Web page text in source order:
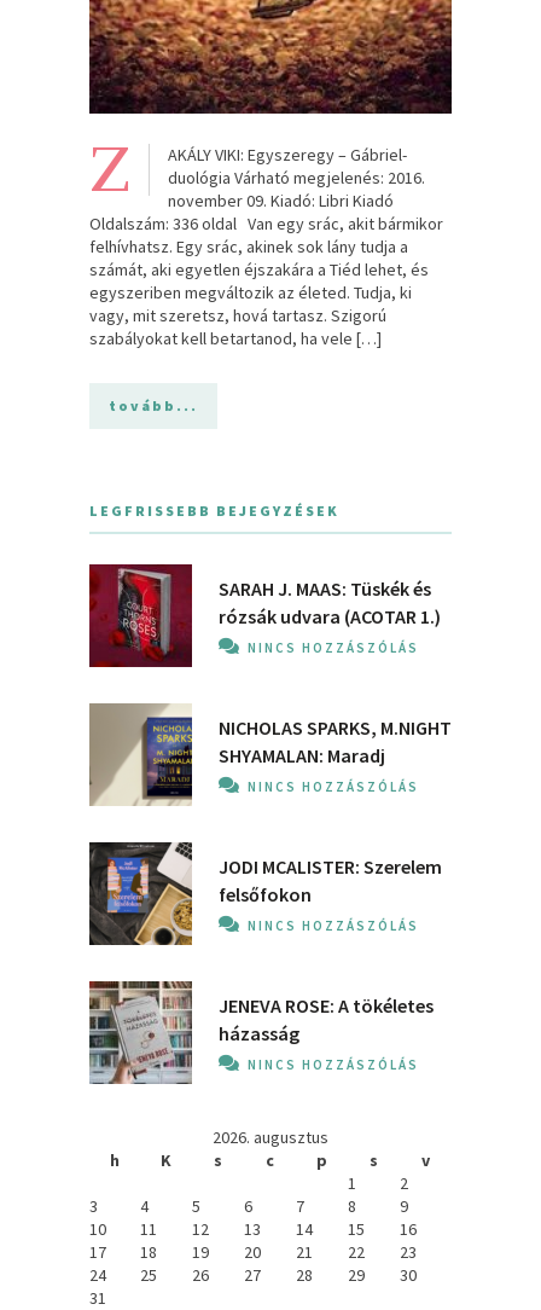
Z
AKÁLY VIKI: Egyszeregy – Gábriel-
duológia Várható megjelenés: 2016.
november 09. Kiadó: Libri Kiadó
Oldalszám: 336 oldal Van egy srác, akit bármikor
felhívhatsz. Egy srác, akinek sok lány tudja a
számát, aki egyetlen éjszakára a Tiéd lehet, és
egyszeriben megváltozik az életed. Tudja, ki
vagy, mit szeretsz, hová tartasz. Szigorú
szabályokat kell betartanod, ha vele […]
tovább...
LEGFRISSEBB BEJEGYZÉSEK
SARAH J. MAAS: Tüskék és
rózsák udvara (ACOTAR 1.)
NINCS HOZZÁSZÓLÁS
NICHOLAS SPARKS, M.NIGHT
SHYAMALAN: Maradj
NINCS HOZZÁSZÓLÁS
JODI MCALISTER: Szerelem
felsőfokon
NINCS HOZZÁSZÓLÁS
JENEVA ROSE: A ​tökéletes
házasság
NINCS HOZZÁSZÓLÁS
2026. augusztus
h
K s c p s
v
1
2
3
4 5 6 7 8
9
10
11 12 13 14 15
16
17
18 19 20 21 22
23
24
25 26 27 28 29
30
31